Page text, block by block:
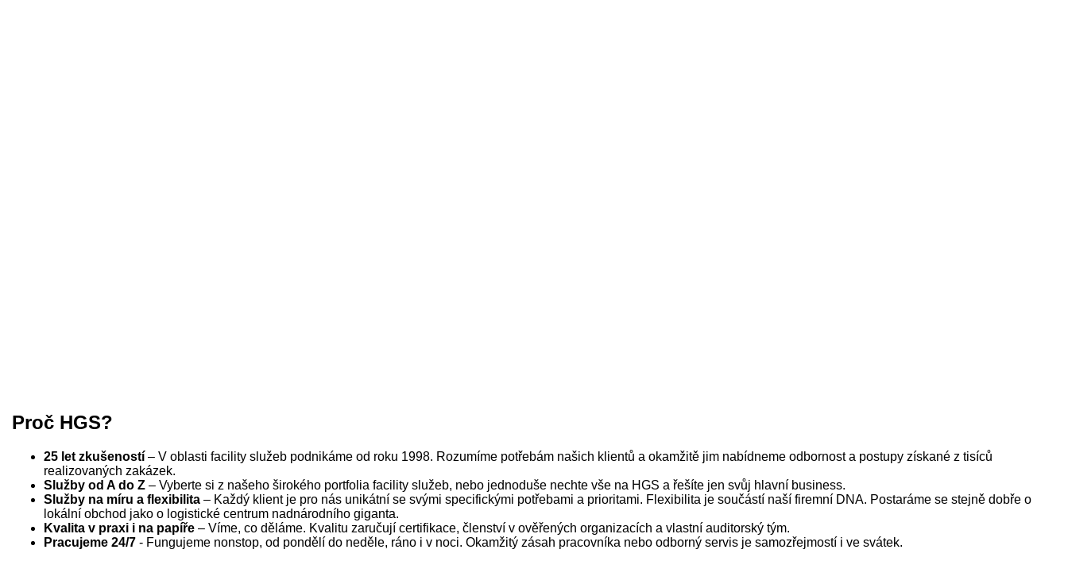
Proč HGS?
25 let zkušeností – V oblasti facility služeb podnikáme od roku 1998. Rozumíme potřebám našich klientů a okamžitě jim nabídneme odbornost a postupy získané z tisíců
realizovaných zakázek.
Služby od A do Z – Vyberte si z našeho širokého portfolia facility služeb, nebo jednoduše nechte vše na HGS a řešíte jen svůj hlavní business.
Služby na míru a flexibilita – Každý klient je pro nás unikátní se svými specifickými potřebami a prioritami. Flexibilita je součástí naší firemní DNA. Postaráme se stejně dobře o
lokální obchod jako o logistické centrum nadnárodního giganta.
Kvalita v praxi i na papíře – Víme, co děláme. Kvalitu zaručují certifikace, členství v ověřených organizacích a vlastní auditorský tým.
Pracujeme 24/7 - Fungujeme nonstop, od pondělí do neděle, ráno i v noci. Okamžitý zásah pracovníka nebo odborný servis je samozřejmostí i ve svátek.